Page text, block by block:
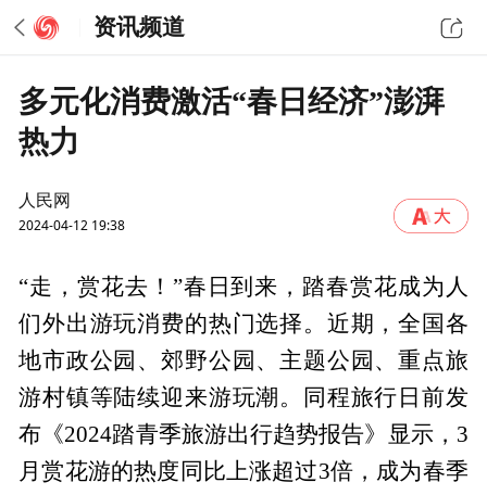
资讯频道
多元化消费激活“春日经济”澎湃
热力
人民网
2024-04-12 19:38
“走，赏花去！”春日到来，踏春赏花成为人
们外出游玩消费的热门选择。近期，全国各
地市政公园、郊野公园、主题公园、重点旅
游村镇等陆续迎来游玩潮。同程旅行日前发
布《2024踏青季旅游出行趋势报告》显示，3
月赏花游的热度同比上涨超过3倍，成为春季